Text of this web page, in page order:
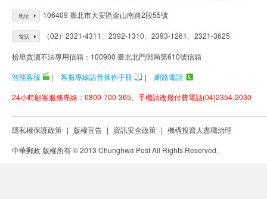
地址 106409 臺北市大安區金山南路2段55號
電話 （02）2321-4311、2392-1310、2393-1261、2321-3625
檢舉貪瀆不法專用信箱：100900 臺北北門郵局第610號信箱
智能客服
| 客服專線語音操作手冊 |
網路電話
24小時顧客服務專線：0800-700-365、手機請改撥付費電話(04)2354-2030
隱私權保護政策 | 版權宣告 | 資訊安全政策 | 機構投資人盡職治理
中華郵政 版權所有 © 2013 Chunghwa Post All Rights Reserved.